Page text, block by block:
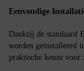
Eenvoudige
Dankzij de
worden geïnstalleerd
praktische keuze